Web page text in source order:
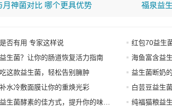
神菌对比 哪个更具优势 福泉益
否有用 专家这样说
红包70益生
生菌？让你的肠道恢复活力指南
海鱼富含益
这款益生菌，轻松告别臃肿
益生菌断奶
水冷敷面膜让你的重焕光彩
白芸豆益生
菌酵素的佳方式，提升你的味觉体验
纯福猫粮益